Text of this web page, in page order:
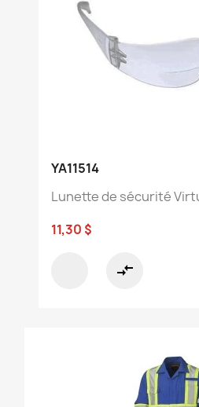
YA11514
Lunette de sécurité
11,30 $
compare_arrows